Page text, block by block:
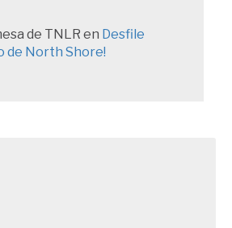
de TNLR en Desfile
de North Shore!